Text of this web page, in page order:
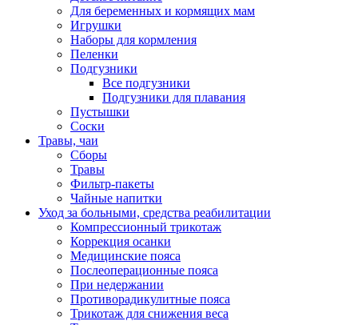
Для беременных и кормящих мам
Игрушки
Наборы для кормления
Пеленки
Подгузники
Все подгузники
Подгузники для плавания
Пустышки
Соски
Травы, чаи
Сборы
Травы
Фильтр-пакеты
Чайные напитки
Уход за больными, средства реабилитации
Компрессионный трикотаж
Коррекция осанки
Медицинские пояса
Послеоперационные пояса
При недержании
Противорадикулитные пояса
Трикотаж для снижения веса